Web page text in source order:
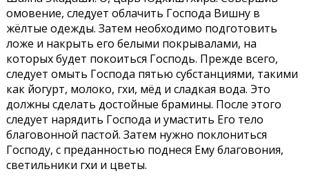
омовение, следует облачить Господа Вишну в
жёлтые одежды. Затем необходимо подготовить
ложе и накрыть его белыми покрывалами, на
которых будет покоиться Господь. Прежде всего,
следует омыть Господа пятью субстанциями, такими
как йогурт, молоко, гхи, мёд и сладкая вода. Это
должны сделать достойные брамины. После этого
следует нарядить Господа и умастить Его тело
благовонной пастой. Затем нужно поклониться
Господу, с преданностью поднеся Ему благовония,
светильники гхи и цветы.